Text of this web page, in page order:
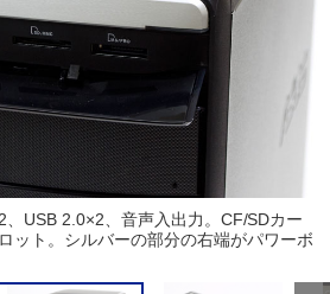
USB 2.0×2、音声入出力。CF/SDカー
ット。シルバーの部分の右端がパワーボ